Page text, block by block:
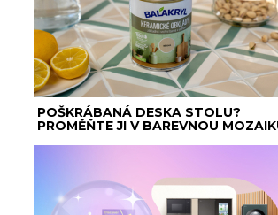
POŠKRÁBANÁ DESKA STOLU?
PROMĚŇTE JI V BAREVNOU